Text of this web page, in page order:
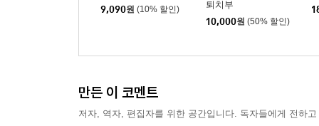
9,090원 (10% 할인)
퇴치부
10,000원 (50% 할인)
만든 이 코멘트
저자, 역자, 편집자를 위한 공간입니다. 독자들에게 전하